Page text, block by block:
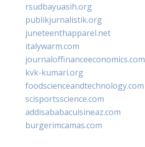
rsudbayuasih.org
publikjurnalistik.org
juneteenthapparel.net
italywarm.com
journaloffinanceeconomics.com
kvk-kumari.org
foodscienceandtechnology.com
scisportsscience.com
addisababacuisineaz.com
burgerimcamas.com